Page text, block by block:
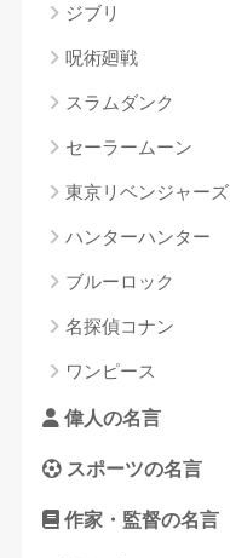
ジブリ
呪術廻戦
スラムダンク
セーラームーン
東京リベンジャーズ
ハンターハンター
ブルーロック
名探偵コナン
ワンピース
偉人の名言
スポーツの名言
作家・監督の名言